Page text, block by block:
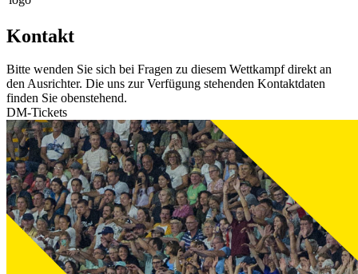
Kontakt
Bitte wenden Sie sich bei Fragen zu diesem Wettkampf direkt an
den Ausrichter. Die uns zur Verfügung stehenden Kontaktdaten
finden Sie obenstehend.
DM-Tickets